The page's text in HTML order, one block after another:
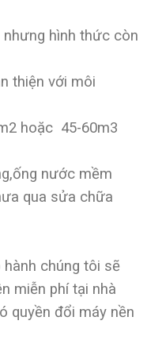
nhưng hình thức còn
thiện với môi
hoặc 45-60m3
nước mềm
qua sửa chữa
chúng tôi sẽ
miễn phí tại nhà
quyền đổi máy nền